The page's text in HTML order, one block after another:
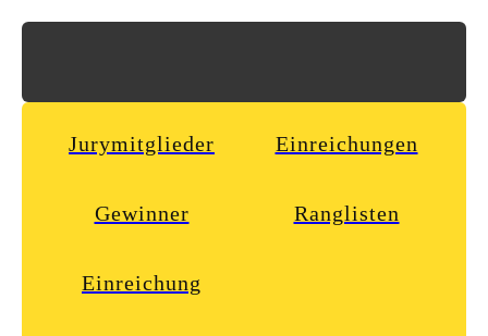
Jurymitglieder Einreichungen
Gewinner Ranglisten
Einreichung